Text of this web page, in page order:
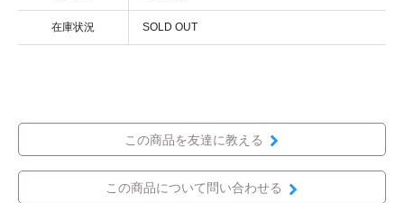
在庫状況 SOLD OUT
この商品を友達に教える
この商品について問い合わせる